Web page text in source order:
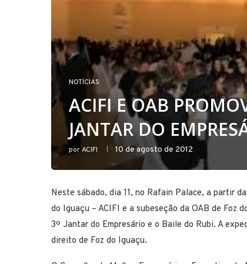
NOTÍCIAS
ACIFI E OAB
JANTAR DO
porACIFI 10 de agosto de 2012
Neste sábado, dia 11, no Rafain Palace, a partir
do Iguaçu – ACIFI e a subeseção da OAB de Foz
3º Jantar do Empresário e o Baile do Rubi. A
direito de Foz do Iguaçu.